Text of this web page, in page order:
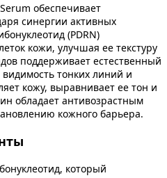
обеспечивает
синергии активных
(PDRN)
кожи, улучшая ее текстуру
поддерживает естественный
тонких линий и
кожу, выравнивает ее тон и
обладает антивозрастным
кожного барьера.
который